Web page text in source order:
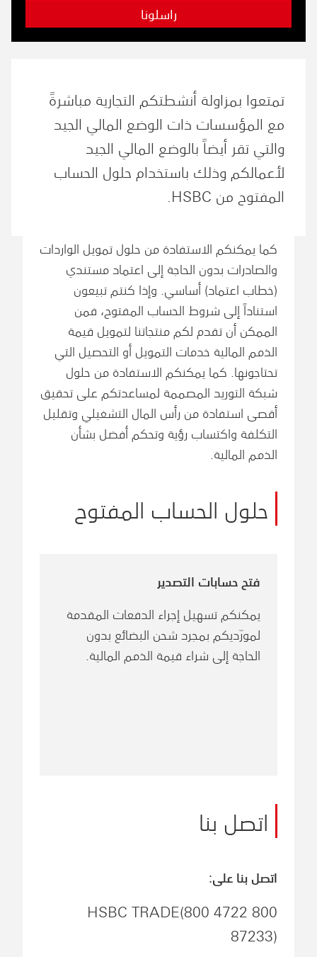
راسلونا
تمتعوا بمزاولة أنشطتكم التجارية مباشرةً
مع المؤسسات ذات الوضع المالي الجيد
والتي تقر أيضاً بالوضع المالي الجيد
لأعمالكم وذلك باستخدام حلول الحساب
المفتوح من HSBC.
كما يمكنكم الاستفادة من حلول تمويل الواردات
والصادرات بدون الحاجة إلى اعتماد مستندي
(خطاب اعتماد) أساسي. وإذا كنتم تبيعون
استناداً إلى شروط الحساب المفتوح، فمن
الممكن أن تقدم لكم منتجاتنا لتمويل قيمة
الذمم المالية خدمات التمويل أو التحصيل التي
تحتاجونها. كما يمكنكم الاستفادة من حلول
شبكة التوريد المصممة لمساعدتكم على تحقيق
أقصى استفادة من رأس المال التشغيلي وتقليل
التكلفة واكتساب رؤية وتحكم أفضل بشأن
الذمم المالية.
حلول الحساب المفتوح
فتح حسابات التصدير
يمكنكم تسهيل إجراء الدفعات المقدمة
لمورّديكم بمجرد شحن البضائع بدون
الحاجة إلى شراء قيمة الذمم المالية.
اتصل بنا
اتصل بنا على:
800 HSBC TRADE(800 4722
87233)